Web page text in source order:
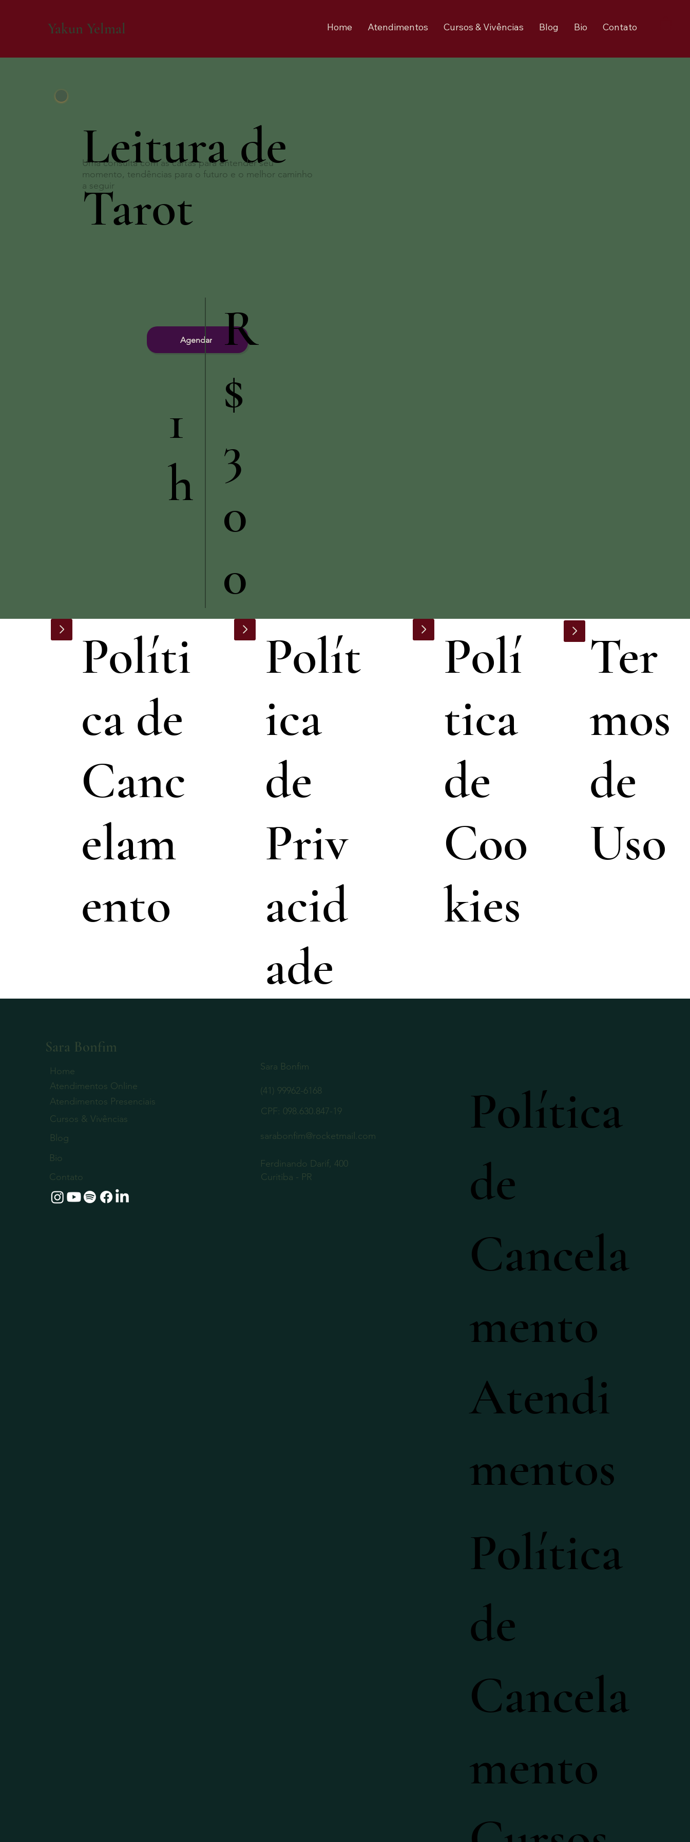
Yakun Yelmal Home Atendimentos Cursos & Vivências Blog Bio Contato
Agendar
Leitura de
Tarot
Uma consulta com as cartas para entender seu
momento, tendências para o futuro e o melhor caminho
a seguir
1
h
R
$
3
0
0
Polí
tica
de
Coo
kies
Políti
ca de
Canc
elam
ento
Polít
ica
de
Priv
acid
ade
Ter
mos
de
Uso
Atendimentos Presenciais
Atendimentos Online
Home
Blog
Bio
Cursos & Vivências
Contato
Sara Bonfim
Curitiba - PR
Ferdinando Darif, 400
sarabonfim@rocketmail.com
CPF: 098.630.847-19
(41) 99962-6168
Sara Bonfim
Política
de
Cancela
mento
Atendi
mentos
Política
de
Cancela
mento